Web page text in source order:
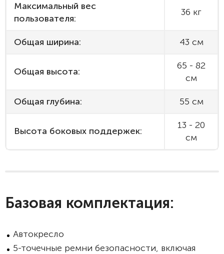
Максимальный вес
пользователя:
36 кг
Общая ширина: 43 см
Общая высота:
65 - 82
см
Общая глубина: 55 см
Высота боковых поддержек:
13 - 20
см
Базовая комплектация:
Автокресло
5-точечные ремни безопасности, включая